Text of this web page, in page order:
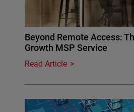
Beyond Remote Access:
Growth MSP Service
Read Article